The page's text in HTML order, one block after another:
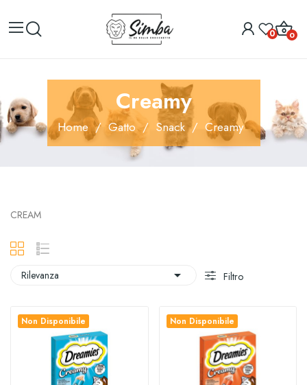
0 0
Creamy
Home Gatto Snack Creamy
CREAM
Rilevanza  Filtro
Non Disponibile Non Disponibile